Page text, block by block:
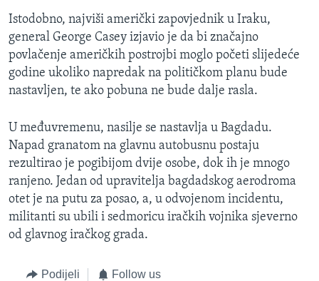
SLOBODA MEDIJA
ŽENSKA STRANA
IZBJEGLIČKA STRANA
MAGAZIN
O GLASU AMERIKE
Learning English
PRATITE NAS
Jezici
Istodobno, najviši američki zapovjednik u Iraku,
general George Casey izjavio je da bi značajno
povlačenje američkih postrojbi moglo početi slijedeće
godine ukoliko napredak na političkom planu bude
nastavljen, te ako pobuna ne bude dalje rasla.
U međuvremenu, nasilje se nastavlja u Bagdadu.
Napad granatom na glavnu autobusnu postaju
rezultirao je pogibijom dvije osobe, dok ih je mnogo
ranjeno. Jedan od upravitelja bagdadskog aerodroma
otet je na putu za posao, a, u odvojenom incidentu,
militanti su ubili i sedmoricu iračkih vojnika sjeverno
od glavnog iračkog grada.
Podijeli Follow us